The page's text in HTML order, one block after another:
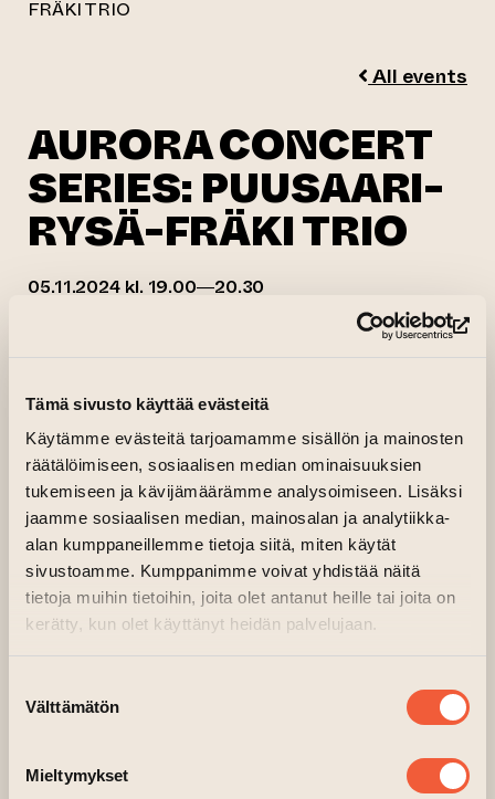
Tämä sivusto käyttää evästeitä
Käytämme evästeitä tarjoamamme sisällön ja mainosten
räätälöimiseen, sosiaalisen median ominaisuuksien
tukemiseen ja kävijämäärämme analysoimiseen. Lisäksi
jaamme sosiaalisen median, mainosalan ja analytiikka-
alan kumppaneillemme tietoja siitä, miten käytät
sivustoamme. Kumppanimme voivat yhdistää näitä
tietoja muihin tietoihin, joita olet antanut heille tai joita on
kerätty, kun olet käyttänyt heidän palvelujaan.
valinta
Välttämätön
Mieltymykset
FRÄKI TRIO
All events
AURORA CONCERT
SERIES: PUUSAARI-
RYSÄ-FRÄKI TRIO
05.11.2024 kl. 19.00—20.30
Organiser:Turku Music Festival(opens an external
Soir-Matin
Aurora’s November concert will feature the
Puusaari-Rysä-Fräki trio.
The concert is free of charge, welcome!
PROGRAM
Maria Puusaari,violin
Eeva Rysä,cello
Temptations